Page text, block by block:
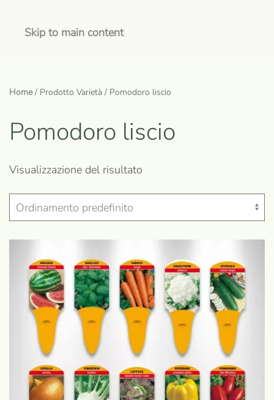
Skip to main content
Home/ Prodotto Varietà / Pomodoro liscio
Pomodoro liscio
Visualizzazione del risultato